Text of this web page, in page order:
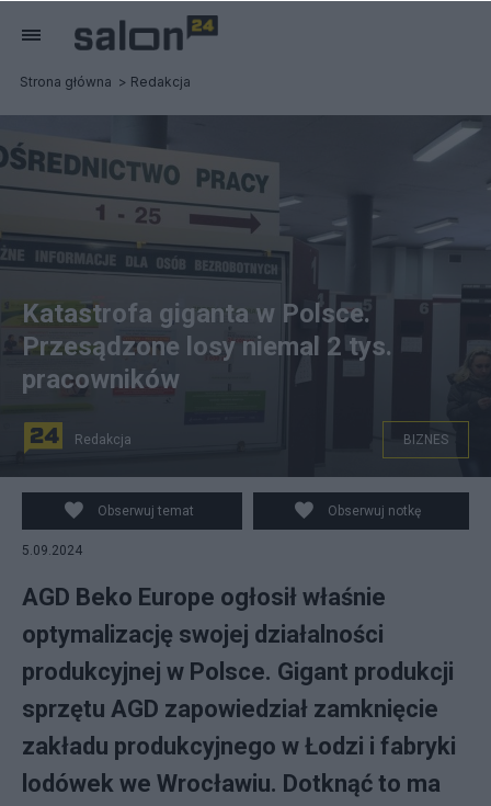
Strona główna Redakcja
Powiatowy Urząd Pracy. Fot. PAP/Marcin Bielecki
Katastrofa giganta w Polsce.
Przesądzone losy niemal 2 tys.
pracowników
Redakcja BIZNES
Obserwuj temat Obserwuj notkę
5.09.2024
AGD Beko Europe ogłosił właśnie
optymalizację swojej działalności
produkcyjnej w Polsce. Gigant produkcji
sprzętu AGD zapowiedział zamknięcie
zakładu produkcyjnego w Łodzi i fabryki
lodówek we Wrocławiu. Dotknąć to ma